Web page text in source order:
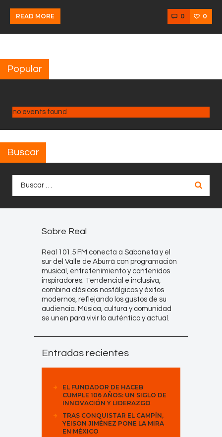
READ MORE 0 0
Popular
no events found
Buscar
Sobre Real
Real 101.5 FM conecta a Sabaneta y el
sur del Valle de Aburrá con programación
musical, entretenimiento y contenidos
inspiradores. Tendencial e inclusiva,
combina clásicos nostálgicos y éxitos
modernos, reflejando los gustos de su
audiencia. Música, cultura y comunidad
se unen para vivir lo auténtico y actual.
Entradas recientes
EL FUNDADOR DE HACEB
CUMPLE 106 AÑOS: UN SIGLO DE
INNOVACIÓN Y LIDERAZGO
TRAS CONQUISTAR EL CAMPÍN,
YEISON JIMÉNEZ PONE LA MIRA
EN MÉXICO